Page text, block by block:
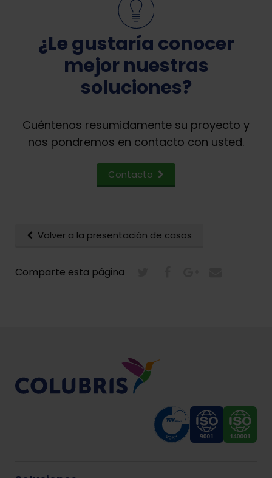
¿Le gustaría conocer
mejor nuestras
soluciones?
Cuéntenos resumidamente su proyecto y
nos pondremos en contacto con usted.
Contacto
Volver a la presentación de casos
Comparte esta página